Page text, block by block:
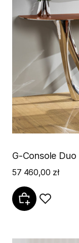
G-Console Duo
57 460,00 zł